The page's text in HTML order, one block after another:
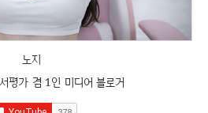
노지
평가 겸 1인 미디어 블로거